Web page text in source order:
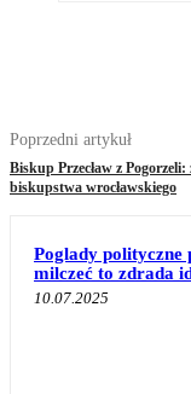
Poprzedni artykuł
Biskup Przecław z Pogorzeli:
biskupstwa wrocławskiego
Poglady
milczeć to zdrada
10.07.2025